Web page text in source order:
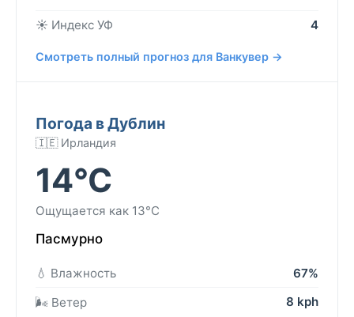
☀️ Индекс УФ 4
Смотреть полный прогноз для Ванкувер →
Погода в Дублин
🇮🇪 Ирландия
14°C
Ощущается как 13°C
Пасмурно
💧 Влажность
67%
🌬️ Ветер
8 kph